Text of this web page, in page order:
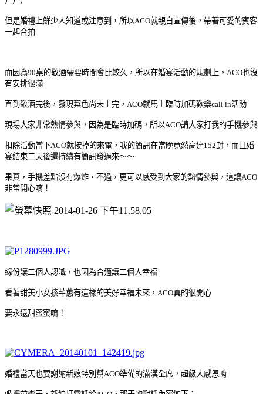
但是婚禮上鮮少人知道或注意到，所以ACO就親自宣傳後，帶著可愛的賓客
一起合拍
而因為90桌的敬酒需要時間會比較久，所以在婚宴活動的規劃上，ACO也沒
有安排很滿
直到敬酒完後，發現菜色尚未上完，ACO就馬上臨時加碼歡樂call in活動
現場大家非常熱情參與，因為是臨時加碼，所以ACO請大家打我的手機參與
扣除活動當下ACO就按掉的來電，我的簡訊在當晚竟然高達152封，而且婚
宴結束二天後還持續有簡訊發過來～～
果真，手機差點沒有爆炸，不過，更可以感受到大家的熱情參與，這讓ACO
非常開心唷！
緣份讓二個人認識，也因為合適讓二個人幸福
看著甜美小女孩芊蕙有這樣的美好幸福未來，ACO真的很開心
要永遠甜蜜蜜唷！
婚禮當天也要謝謝新娘特別幫ACO準備的滿漢全席，超級大感恩唷